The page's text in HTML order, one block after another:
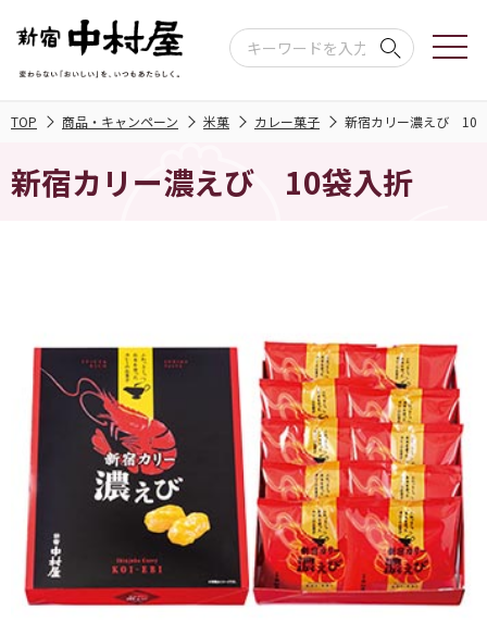
TOP 商品・キャンペーン 米菓 カレー菓子 新宿カリー濃えび 10
新宿カリー濃えび 10袋入折